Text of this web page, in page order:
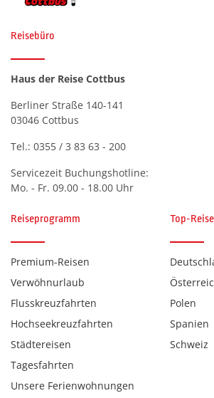
Reisebüro
Haus der Reise Cottbus
Berliner Straße 140-141
03046 Cottbus
Tel.: 0355 / 3 83 63 - 200
Servicezeit Buchungshotline:
Mo. - Fr. 09.00 - 18.00 Uhr
Reiseprogramm
Premium-Reisen
Verwöhnurlaub
Flusskreuzfahrten
Hochseekreuzfahrten
Städtereisen
Tagesfahrten
Unsere Ferienwohnungen
Top-
Polen
Spanien
Schweiz